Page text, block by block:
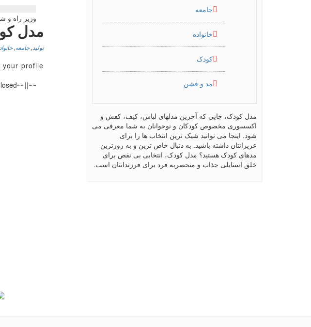
نوشته
وزیر راه و
مدل
تولید ,جامعه,
profile.
~~||~~Comments Are Closed~~||~~
جامعه
خانواده
کودک
مد و فشن
مدل کودک، جایی که آخرین مدلهای لباس، کیف، کفش و
اکسسوری مخصوص کودکان و نوجوانان به شما معرفی می
شود. اینجا می توانید شیک ترین انتخاب ها را برای
عزیزانتان داشته باشید. به دنبال خاص ترین و به روزترین
مدهای کودک هستید؟ مدل کودک، انتخابی بی نقص برای
خلق استایلی جذاب و منحصربه فرد برای فرزندانتان است.